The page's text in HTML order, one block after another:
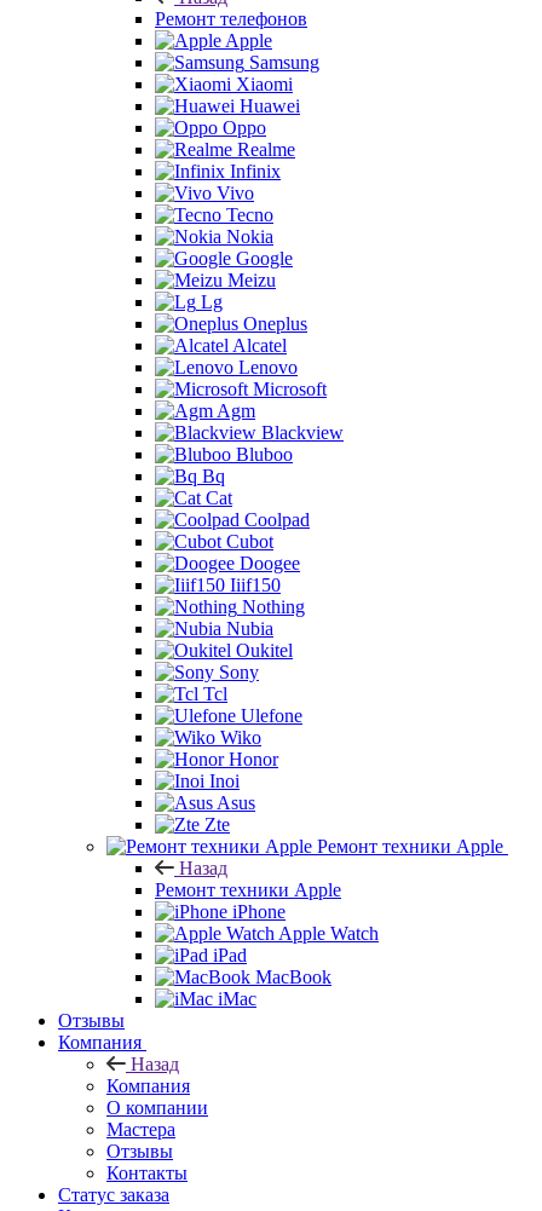
Ремонт телефонов
Apple
Samsung
Xiaomi
Huawei
Oppo
Realme
Infinix
Vivo
Tecno
Nokia
Google
Meizu
Lg
Oneplus
Alcatel
Lenovo
Microsoft
Agm
Blackview
Bluboo
Bq
Cat
Coolpad
Cubot
Doogee
Iiif150
Nothing
Nubia
Oukitel
Sony
Tcl
Ulefone
Wiko
Honor
Inoi
Asus
Zte
Ремонт техники Apple
Назад
Ремонт техники Apple
iPhone
Apple Watch
iPad
MacBook
iMac
Отзывы
Компания
Назад
Компания
О компании
Мастера
Отзывы
Контакты
Статус заказа